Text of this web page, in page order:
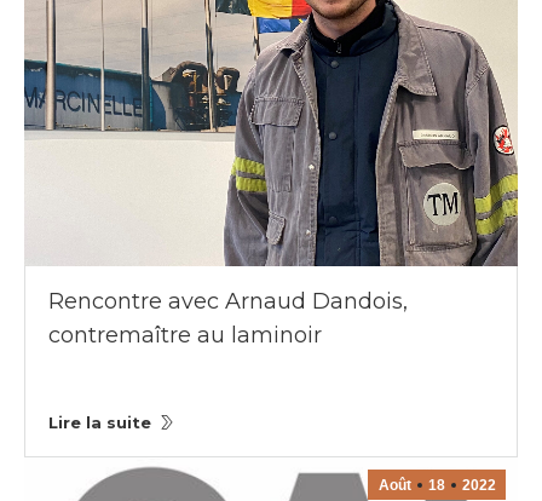
Rencontre avec Arnaud Dandois,
contremaître au laminoir
Lire la suite
Août 18 2022